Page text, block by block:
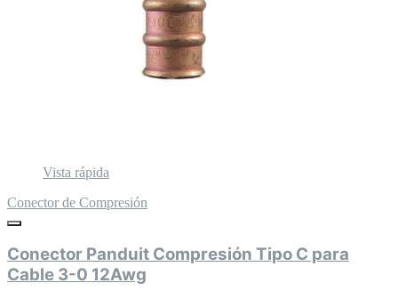
Vista rápida
Conector de Compresión
Conector Panduit Compresión Tipo C para
Cable 3-0 12Awg